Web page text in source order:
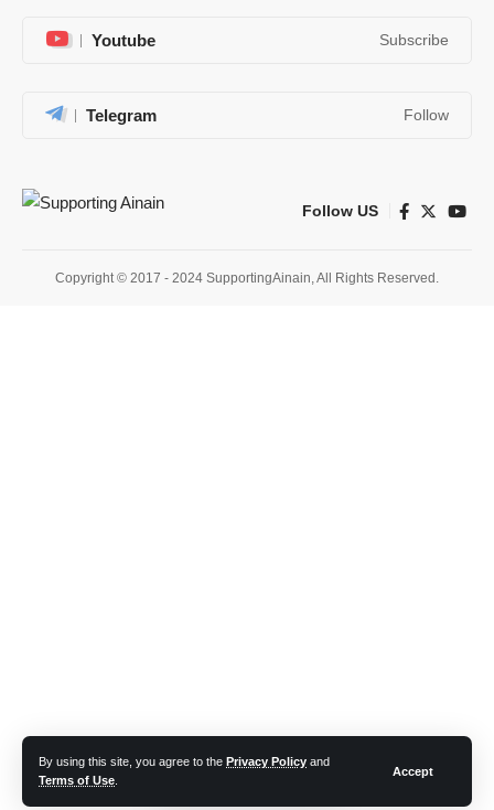
By using this site, you agree to the Privacy Policy and
Terms of Use
Accept
Youtube Subscribe
Telegram Follow
Follow US
Copyright © 2017 - 2024 SupportingAinain, All Rights Reserved.